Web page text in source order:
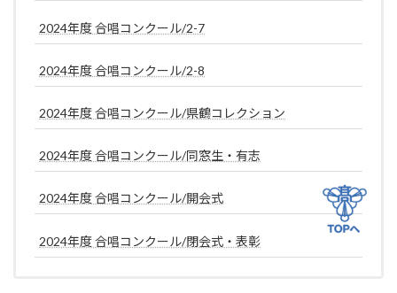
2024年度 合唱コンクール/2-7
2024年度 合唱コンクール/2-8
2024年度 合唱コンクール/県鶴コレクション
2024年度 合唱コンクール/同窓生・有志
2024年度 合唱コンクール/開会式
2024年度 合唱コンクール/閉会式・表彰